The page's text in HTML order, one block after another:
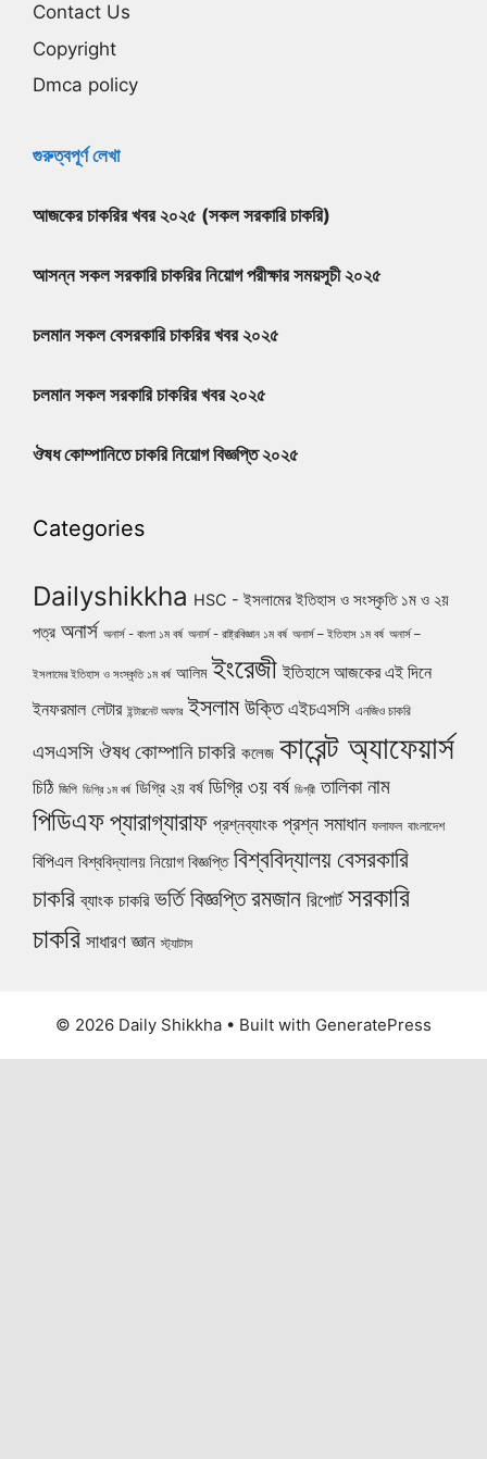
Contact Us
Copyright
Dmca policy
গুরুত্বপূর্ণ লেখা
আজকের চাকরির খবর ২০২৫ (সকল সরকারি চাকরি)
আসন্ন সকল সরকারি চাকরির নিয়োগ পরীক্ষার সময়সূচী ২০২৫
চলমান সকল বেসরকারি চাকরির খবর ২০২৫
চলমান সকল সরকারি চাকরির খবর ২০২৫
ঔষধ কোম্পানিতে চাকরি নিয়োগ বিজ্ঞপ্তি ২০২৫
Categories
Dailyshikkha HSC - ইসলামের ইতিহাস ও সংস্কৃতি ১ম ও ২য়
পত্র অনার্স অনার্স - বাংলা ১ম বর্ষ অনার্স - রাষ্ট্রবিজ্ঞান ১ম বর্ষ অনার্স – ইতিহাস ১ম বর্ষ অনার্স –
ইসলামের ইতিহাস ও সংস্কৃতি ১ম বর্ষ আলিম ইংরেজী ইতিহাসে আজকের এই দিনে
ইনফরমাল লেটার ইন্টারনেট অফার ইসলাম উক্তি এইচএসসি এনজিও চাকরি
এসএসসি ঔষধ কোম্পানি চাকরি কলেজ কারেন্ট অ্যাফেয়ার্স
চিঠি জিপি ডিগ্রি ১ম বর্ষ ডিগ্রি ২য় বর্ষ ডিগ্রি ৩য় বর্ষ ডিগ্রী তালিকা নাম
পিডিএফপ্যারাগ্যারাফ প্রশ্নব্যাংক প্রশ্ন সমাধান ফলাফল বাংলাদেশ
বিপিএল বিশ্ববিদ্যালয় নিয়োগ বিজ্ঞপ্তি বিশ্ববিদ্যালয়বেসরকারি
চাকরি ব্যাংক চাকরি ভর্তি বিজ্ঞপ্তিরমজান রিপোর্ট সরকারি
চাকরি সাধারণ জ্ঞান স্ট্যাটাস
© 2026 Daily Shikkha • Built with GeneratePress